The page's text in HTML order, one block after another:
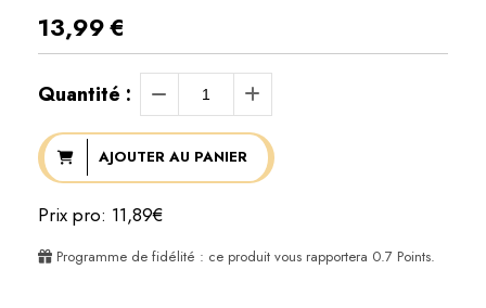
13,99€
Quantité :
AJOUTER AU PANIER
Prix pro: 11,89€
Programme de fidélité : ce produit vous rapportera 0.7 Points.